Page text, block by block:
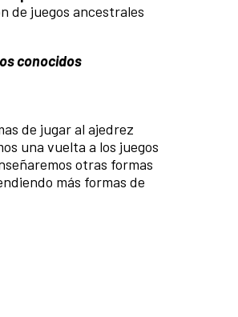
de juegos ancestrales
conocidos
de jugar al ajedrez
una vuelta a los juegos
otras formas
más formas de